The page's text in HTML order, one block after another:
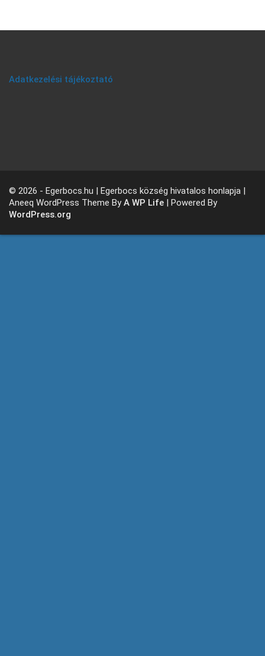
Adatkezelési tájékoztató
© 2026 - Egerbocs.hu | Egerbocs község hivatalos honlapja |
Aneeq WordPress Theme ByA WP Life | Powered By
WordPress.org